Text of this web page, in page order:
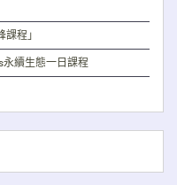
程」
續生態一日課程